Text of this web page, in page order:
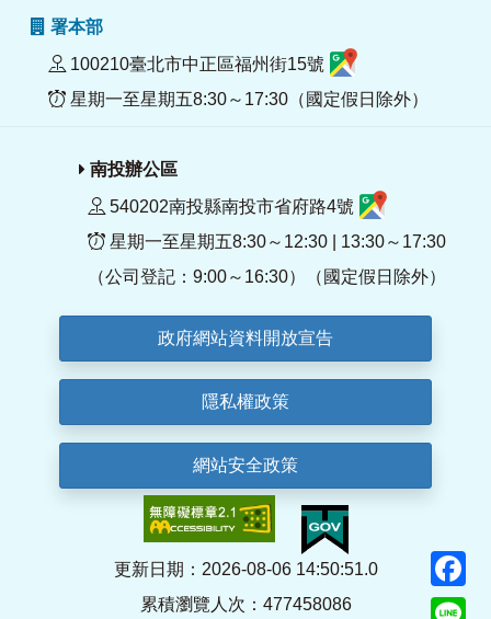
署本部
100210臺北市中正區福州街15號
星期一至星期五8:30～17:30（國定假日除外）
南投辦公區
540202南投縣南投市省府路4號
星期一至星期五8:30～12:30 | 13:30～17:30
（公司登記：9:00～16:30）（國定假日除外）
政府網站資料開放宣告
隱私權政策
網站安全政策
更新日期：2026-08-06 14:50:51.0
累積瀏覽人次：477458086